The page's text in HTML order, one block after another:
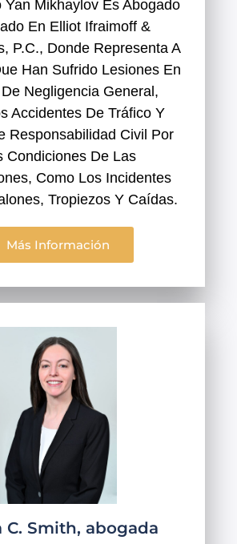
Yan Mikhaylov Es Abogado
En Elliot Ifraimoff &
P.C., Donde Representa A
Han Sufrido Lesiones En
Negligencia General,
Accidentes De Tráfico Y
Responsabilidad Civil Por
Condiciones De Las
Como Los Incidentes
Tropiezos Y Caídas.
Más Información
C. Smith, abogada